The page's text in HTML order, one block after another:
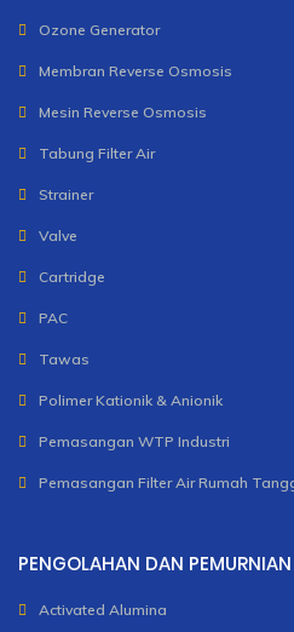
Ozone Generator
Membran Reverse Osmosis
Mesin Reverse Osmosis
Tabung Filter Air
Strainer
Valve
Cartridge
PAC
Tawas
Polimer Kationik & Anionik
Pemasangan WTP Industri
Pemasangan Filter Air Rumah
PENGOLAHAN DAN
Activated Alumina